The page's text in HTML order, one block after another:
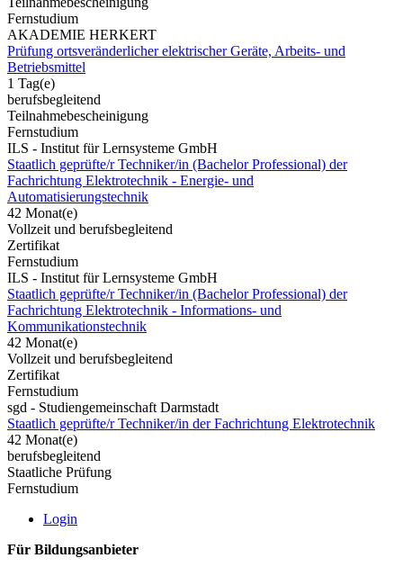
Fernstudium
AKADEMIE HERKERT
Prüfung ortsveränderlicher elektrischer Geräte, Arbeits- und
Betriebsmittel
1 Tag(e)
berufsbegleitend
Teilnahmebescheinigung
Fernstudium
ILS - Institut für Lernsysteme GmbH
Staatlich geprüfte/r Techniker/in (Bachelor Professional) der
Fachrichtung Elektrotechnik - Energie- und
Automatisierungstechnik
42 Monat(e)
Vollzeit und berufsbegleitend
Zertifikat
Fernstudium
ILS - Institut für Lernsysteme GmbH
Staatlich geprüfte/r Techniker/in (Bachelor Professional) der
Fachrichtung Elektrotechnik - Informations- und
Kommunikationstechnik
42 Monat(e)
Vollzeit und berufsbegleitend
Zertifikat
Fernstudium
sgd - Studiengemeinschaft Darmstadt
Staatlich geprüfte/r Techniker/in der Fachrichtung Elektrotechnik
42 Monat(e)
berufsbegleitend
Staatliche Prüfung
Fernstudium
Login
Für Bildungsanbieter